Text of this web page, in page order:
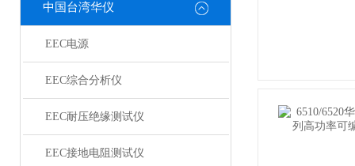
中国台湾华仪
EEC电源
EEC综合分析仪
EEC耐压绝缘测试仪
EEC接地电阻测试仪